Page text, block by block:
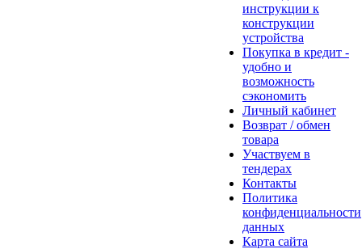
инструкции к
конструкции
устройства
Покупка в кредит -
удобно и
возможность
сэкономить
Личный кабинет
Возврат / обмен
товара
Участвуем в
тендерах
Контакты
Политика
конфиденциальности
данных
Карта сайта